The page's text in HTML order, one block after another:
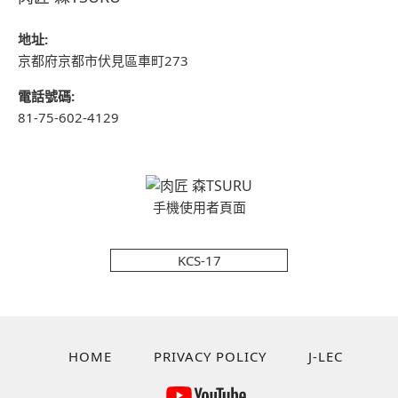
地址:
京都府京都市伏見區車町273
電話號碼:
81-75-602-4129
手機使用者頁面
KCS-17
HOME PRIVACY POLICY J-LEC